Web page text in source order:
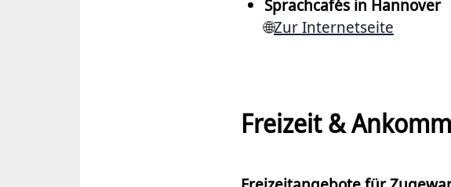
Sprachcafés in Hannover
🌐Zur Internetseite
Freizeit &